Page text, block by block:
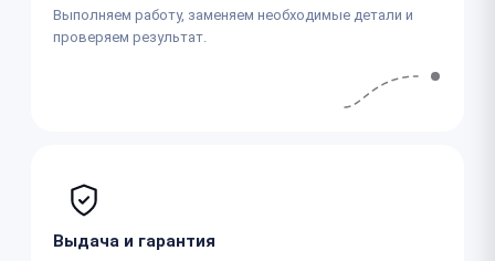
Выполняем работу, заменяем необходимые детали и
проверяем результат.
Выдача и гарантия